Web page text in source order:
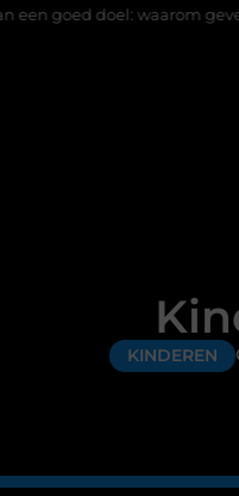
geven belangrijk is
KINDEREN